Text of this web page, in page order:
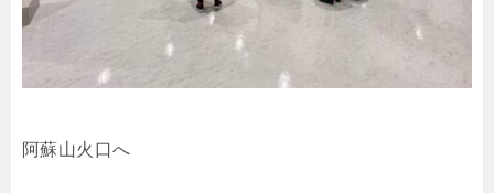
阿蘇山火口へ